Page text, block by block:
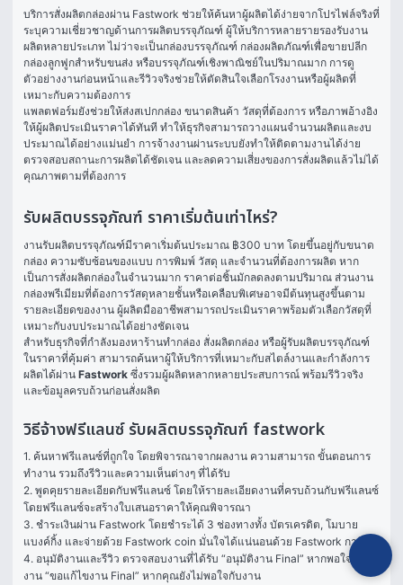
บริการสั่งผลิตกล่องผ่าน Fastwork ช่วยให้ค้นหาผู้ผลิตได้ง่ายจากโปรไฟล์จริงที่
ระบุความเชี่ยวชาญด้านการผลิตบรรจุภัณฑ์ ผู้ให้บริการหลายรายรองรับงาน
ผลิตหลายประเภท ไม่ว่าจะเป็นกล่องบรรจุภัณฑ์ กล่องผลิตภัณฑ์เพื่อขายปลีก
กล่องลูกฟูกสำหรับขนส่ง หรือบรรจุภัณฑ์เชิงพาณิชย์ในปริมาณมาก การดู
ตัวอย่างงานก่อนหน้าและรีวิวจริงช่วยให้ตัดสินใจเลือกโรงงานหรือผู้ผลิตที่
เหมาะกับความต้องการ
แพลตฟอร์มยังช่วยให้ส่งสเปกกล่อง ขนาดสินค้า วัสดุที่ต้องการ หรือภาพอ้างอิง
ให้ผู้ผลิตประเมินราคาได้ทันที ทำให้ธุรกิจสามารถวางแผนจำนวนผลิตและงบ
ประมาณได้อย่างแม่นยำ การจ้างงานผ่านระบบยังทำให้ติดตามงานได้ง่าย
ตรวจสอบสถานะการผลิตได้ชัดเจน และลดความเสี่ยงของการสั่งผลิตแล้วไม่ได้
คุณภาพตามที่ต้องการ
รับผลิตบรรจุภัณฑ์ ราคาเริ่มต้นเท่าไหร่?
งานรับผลิตบรรจุภัณฑ์มีราคาเริ่มต้นประมาณ ฿300 บาท โดยขึ้นอยู่กับขนาด
กล่อง ความซับซ้อนของแบบ การพิมพ์ วัสดุ และจำนวนที่ต้องการผลิต หาก
เป็นการสั่งผลิตกล่องในจำนวนมาก ราคาต่อชิ้นมักลดลงตามปริมาณ ส่วนงาน
กล่องพรีเมียมที่ต้องการวัสดุหลายชั้นหรือเคลือบพิเศษอาจมีต้นทุนสูงขึ้นตาม
รายละเอียดของงาน ผู้ผลิตมืออาชีพสามารถประเมินราคาพร้อมตัวเลือกวัสดุที่
เหมาะกับงบประมาณได้อย่างชัดเจน
สำหรับธุรกิจที่กำลังมองหาร้านทำกล่อง สั่งผลิตกล่อง หรือผู้รับผลิตบรรจุภัณฑ์
ในราคาที่คุ้มค่า สามารถค้นหาผู้ให้บริการที่เหมาะกับสไตล์งานและกำลังการ
ผลิตได้ผ่าน Fastwork ซึ่งรวมผู้ผลิตหลากหลายประสบการณ์ พร้อมรีวิวจริง
และข้อมูลครบถ้วนก่อนสั่งผลิต
วิธีจ้างฟรีแลนซ์ รับผลิตบรรจุภัณฑ์ fastwork
1. ค้นหาฟรีแลนซ์ที่ถูกใจ โดยพิจารณาจากผลงาน ความสามารถ ขั้นตอนการ
ทำงาน รวมถึงรีวิวและความเห็นต่างๆ ที่ได้รับ
2. พูดคุยรายละเอียดกับฟรีแลนซ์ โดยให้รายละเอียดงานที่ครบถ้วนกับฟรีแลนซ์
โดยฟรีแลนซ์จะสร้างใบเสนอราคาให้คุณพิจารณา
3. ชำระเงินผ่าน Fastwork โดยชำระได้ 3 ช่องทางทั้ง บัตรเครดิต, โมบาย
แบงค์กิ้ง และจ่ายด้วย Fastwork coin มั่นใจได้แน่นอนด้วย Fastwork การันตี
4. อนุมัติงานและรีวิว ตรวจสอบงานที่ได้รับ “อนุมัติงาน Final” หากพอใจในผล
งาน “ขอแก้ไขงาน Final” หากคุณยังไม่พอใจกับงาน